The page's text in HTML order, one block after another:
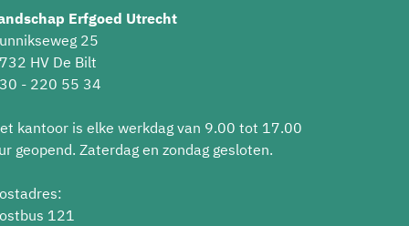
Erfgoed Utrecht
25
HV De Bilt
- 220 55 34
kantoor is elke werkdag van 9.00 tot 17.00
geopend. Zaterdag en zondag gesloten.
121